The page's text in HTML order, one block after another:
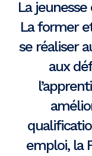
La
La former
se réaliser
aux
emploi, la